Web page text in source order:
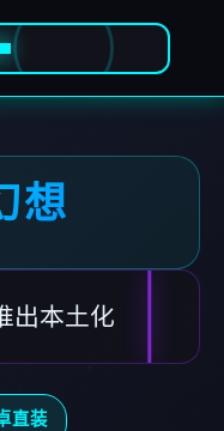
想
出本土化
直装